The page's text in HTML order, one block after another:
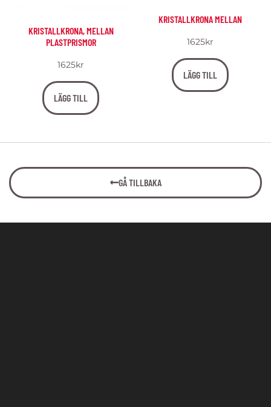
KRISTALLKRONA, MELLAN
PLASTPRISMOR
1625kr
LÄGG TILL
KRISTALLKRONA MELLAN
1625kr
LÄGG TILL
GÅ TILLBAKA